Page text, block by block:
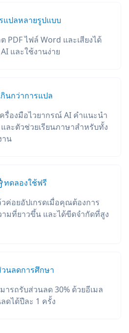
แปลหลายรูปแบบ
PDF ไฟล์ Word และเสียงได้
และใช้งานง่าย
กินกว่าการแปล
รื่องมือไวยากรณ์ AI คำแนะนำ
และตัวช่วยเรียนภาษาสำหรับทั้ง
าน
ทดลองใช้ฟรี
ค่อยอัปเกรดเมื่อคุณต้องการ
มที่ยาวขึ้น และได้ขีดจำกัดที่สูง
วนลดการศึกษา
ารถรับส่วนลด 30% ด้วยอีเมล
ดได้ปีละ 1 ครั้ง